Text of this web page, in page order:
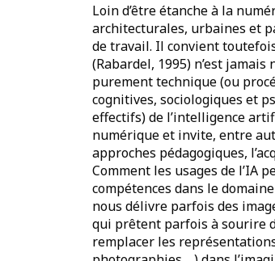
Loin d’être étanche à la
architecturales, urbaines et
de travail. Il convient
(Rabardel, 1995) n’est
purement technique (ou
cognitives, sociologiques et
effectifs) de l’intelligence
numérique et invite, entre
approches pédagogiques,
Comment les usages de l’IA
compétences dans le
nous délivre parfois des
qui prêtent parfois à sourire
remplacer les